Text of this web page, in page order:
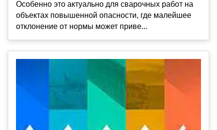
Особенно это актуально для сварочных работ на
объектах повышенной опасности, где малейшее
отклонение от нормы может приве...